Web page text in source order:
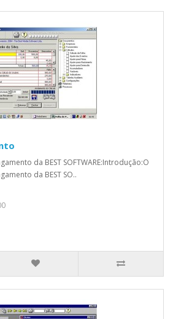
da BEST SOFTWARE:Introdução:O
da BEST SO..